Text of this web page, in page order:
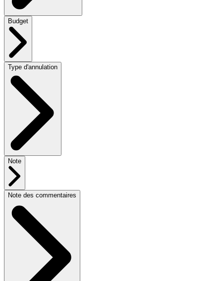
Budget
Type d'annulation
Note
Note des commentaires